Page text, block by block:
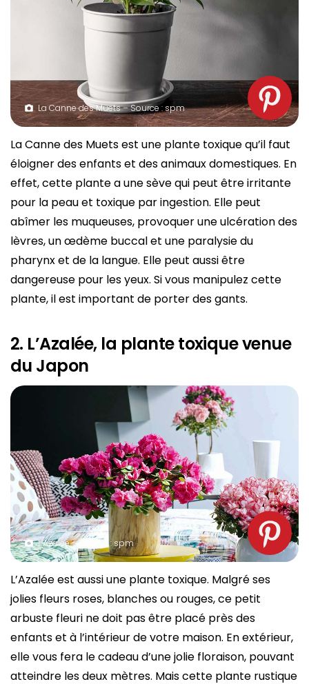
La Canne des Muets – Source : spm
La Canne des Muets est une plante toxique qu’il faut
éloigner des enfants et des animaux domestiques. En
effet, cette plante a une sève qui peut être irritante
pour la peau et toxique par ingestion. Elle peut
abîmer les muqueuses, provoquer une ulcération des
lèvres, un œdème buccal et une paralysie du
pharynx et de la langue. Elle peut aussi être
dangereuse pour les yeux. Si vous manipulez cette
plante, il est important de porter des gants.
2. L’Azalée, la plante toxique venue
du Japon
L’Azalée – Source : spm
L’Azalée est aussi une plante toxique. Malgré ses
jolies fleurs roses, blanches ou rouges, ce petit
arbuste fleuri ne doit pas être placé près des
enfants et à l’intérieur de votre maison. En extérieur,
elle vous fera le cadeau d’une jolie floraison, pouvant
atteindre les deux mètres. Mais cette plante rustique